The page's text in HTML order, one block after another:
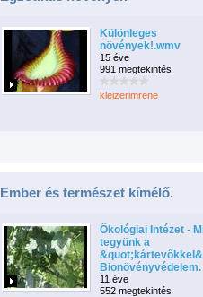
Különleges
növények!.wmv
15 éve
991 megtekintés
kleizerimrene
Ember és természet kímélő.
Ökológiai Intézet -
tegyünk a
Bionövényvédelem.
11 éve
552 megtekintés